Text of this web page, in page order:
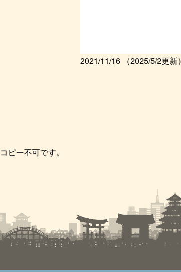
2021/11/16 （2025/5/2更新）
コピー不可です。